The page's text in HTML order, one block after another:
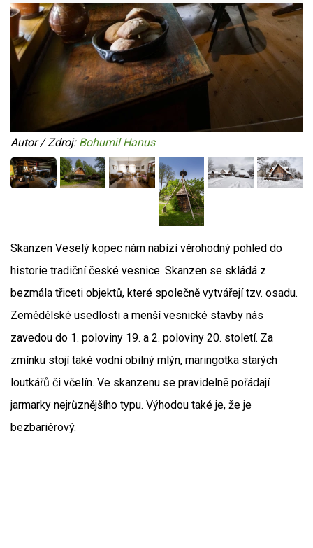
Autor / Zdroj: Bohumil Hanus
Skanzen Veselý kopec nám nabízí věrohodný pohled do
historie tradiční české vesnice. Skanzen se skládá z
bezmála třiceti objektů, které společně vytvářejí tzv. osadu.
Zemědělské usedlosti a menší vesnické stavby nás
zavedou do 1. poloviny 19. a 2. poloviny 20. století. Za
zmínku stojí také vodní obilný mlýn, maringotka starých
loutkářů či včelín. Ve skanzenu se pravidelně pořádají
jarmarky nejrůznějšího typu. Výhodou také je, že je
bezbariérový.